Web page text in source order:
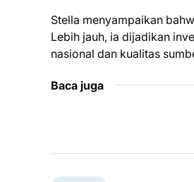
Stella menyampaikan
Lebih jauh, ia dijadikan
nasional dan kualitas
Baca juga